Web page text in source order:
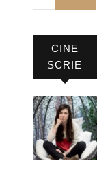
CINE
SCRIE